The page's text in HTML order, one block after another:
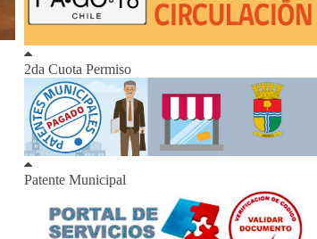
2da Cuota Permiso
Patente Municipal